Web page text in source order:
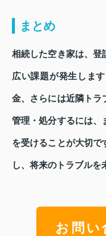
まとめ
相続した空き家は、登
広い課題が発生しま
金、さらには近隣トラ
管理・処分するには、
を受けることが大切で
し、将来のトラブルを
お問い